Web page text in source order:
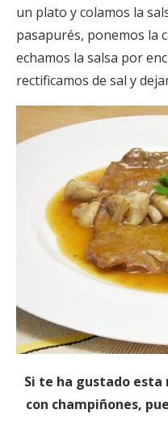
un plato y colamos la
pasapurés, ponemos la
echamos la salsa por
rectificamos de sal y
Si te ha gustado
con champiñones,